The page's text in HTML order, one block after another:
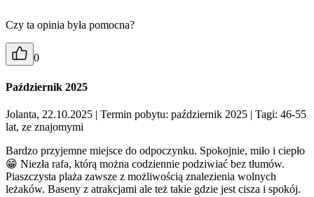
Czy ta opinia była pomocna?
0
Październik 2025
Jolanta, 22.10.2025 | Termin pobytu: październik 2025 | Tagi: 46-55
lat, ze znajomymi
Bardzo przyjemne miejsce do odpoczynku. Spokojnie, miło i ciepło
😁 Niezła rafa, którą można codziennie podziwiać bez tłumów.
Piaszczysta plaża zawsze z możliwością znalezienia wolnych
leżaków. Baseny z atrakcjami ale też takie gdzie jest cisza i spokój.